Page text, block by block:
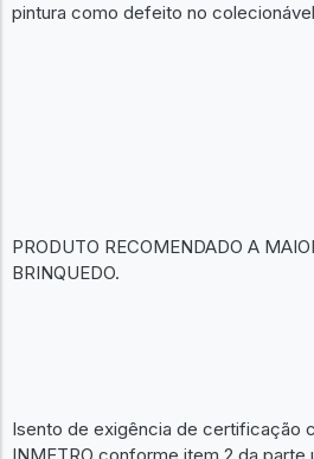
pintura como defeito no
PRODUTO RECOMENDADO A
BRINQUEDO.
Isento de exigência de certificação